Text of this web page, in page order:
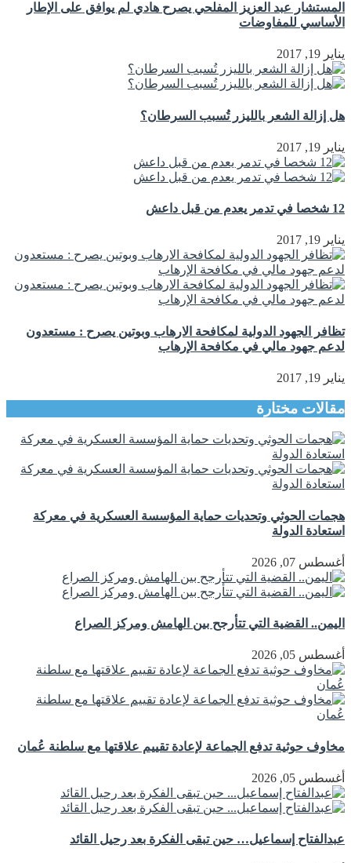
المستشار عبد العزيز المفلحي يصرح هادي لم يوافق على الإطار
الأساسي للمفاوضات
يناير 19, 2017
هل إزالة الشعر بالليزر تُسبب السرطان؟
يناير 19, 2017
12 شخصا في تدمر يعدم من قبل داعش
يناير 19, 2017
تظافر الجهود الدولية لمكافحة الارهاب وبوتين يصرح : مستعدون
لدعم جهود مالي في مكافحة الإرهاب
يناير 19, 2017
مقالات مختارة
هجمات الحوثي وتحديات حماية المؤسسة العسكرية في معركة
استعادة الدولة
أغسطس 07, 2026
اليمن.. القضية التي تتأرجح بين الهامش ومركز الصراع
أغسطس 05, 2026
مخاوف حوثية تدفع الجماعة لإعادة تقييم علاقتها مع سلطنة عُمان
أغسطس 05, 2026
عبدالفتاح إسماعيل… حين تبقى الفكرة بعد رحيل القائد